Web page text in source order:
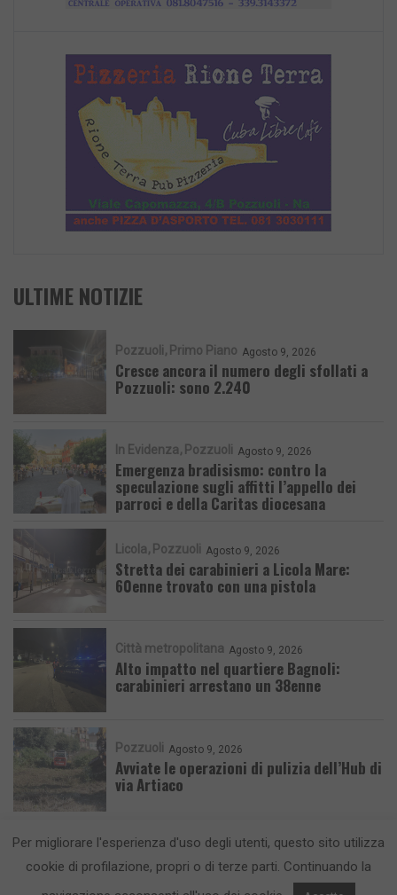
ULTIME NOTIZIE
Pozzuoli Primo Piano Agosto 9, 2026
Cresce ancora il numero degli sfollati a
Pozzuoli: sono 2.240
In Evidenza Pozzuoli Agosto 9, 2026
Emergenza bradisismo: contro la
speculazione sugli affitti l’appello dei
parroci e della Caritas diocesana
Licola Pozzuoli Agosto 9, 2026
Stretta dei carabinieri a Licola Mare:
60enne trovato con una pistola
Città metropolitana Agosto 9, 2026
Alto impatto nel quartiere Bagnoli:
carabinieri arrestano un 38enne
Pozzuoli Agosto 9, 2026
Avviate le operazioni di pulizia dell’Hub di
via Artiaco
Per migliorare l'esperienza d'uso degli utenti, questo sito utilizza
cookie di profilazione, propri o di terze parti. Continuando la